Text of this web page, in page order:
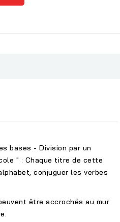
bases - Division par un
" : Chaque titre de cette
conjuguer les verbes
être accrochés au mur